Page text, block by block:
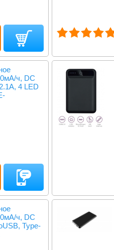
ч, DC
4 LED
ч, DC
Type-